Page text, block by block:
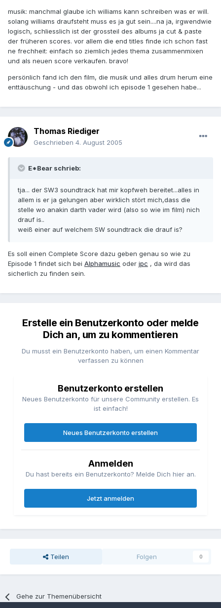
musik: manchmal glaube ich williams kann schreiben was er will.
solang williams draufsteht muss es ja gut sein....na ja, irgwendwie
logisch, schliesslich ist der grossteil des albums ja cut & paste
der früheren scores. vor allem die end titles finde ich schon fast
ne frechheit: einfach so ziemlich jedes thema zusammenmixen
und als neuen score verkaufen. bravo!
persönlich fand ich den film, die musik und alles drum herum eine
enttäuschung - und das obwohl ich episode 1 gesehen habe...
Thomas Riediger
Geschrieben 4. August 2005
E*Bear schrieb:
tja... der SW3 soundtrack hat mir kopfweh bereitet...alles in
allem is er ja gelungen aber wirklich stört mich,dass die
stelle wo anakin darth vader wird (also so wie im film) nich
drauf is..
weiß einer auf welchem SW soundtrack die drauf is?
Es soll einen Complete Score dazu geben genau so wie zu
Episode 1 findet sich bei Alphamusic oder jpc , da wird das
sicherlich zu finden sein.
Erstelle ein Benutzerkonto oder melde
Dich an, um zu kommentieren
Du musst ein Benutzerkonto haben, um einen Kommentar
verfassen zu können
Benutzerkonto erstellen
Neues Benutzerkonto für unsere Community erstellen. Es
ist einfach!
Neues Benutzerkonto erstellen
Anmelden
Du hast bereits ein Benutzerkonto? Melde Dich hier an.
Jetzt anmelden
Teilen Folgen 0
Gehe zur Themenübersicht